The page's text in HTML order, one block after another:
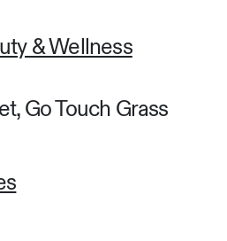
& Wellness
Go Touch Grass